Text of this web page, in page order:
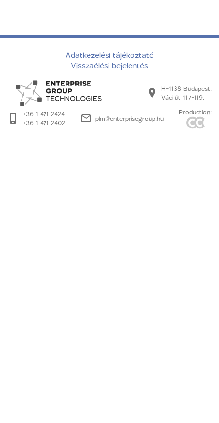
Adatkezelési tájékoztató
Visszaélési bejelentés
H-1138 Budapest,
Váci út 117-119.
+36 1 471 2424
+36 1 471 2402
plm@enterprisegroup.hu
Production: